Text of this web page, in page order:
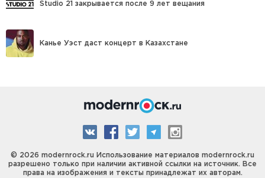
Studio 21 закрывается после 9 лет вещания
Канье Уэст даст концерт в Казахстане
© 2026 modernrock.ru Использование материалов modernrock.ru
разрешено только при наличии активной ссылки на источник. Все
права на изображения и тексты принадлежат их авторам.